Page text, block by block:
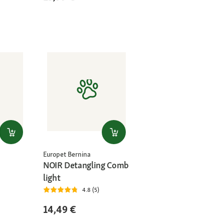
Europet Bernina
NOIR Detangling Comb
light
4.8 (5)
14,49 €